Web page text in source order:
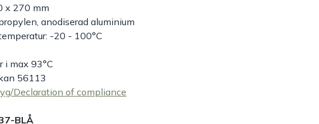
x 270 mm
anodiserad aluminium
-20 - 100°C
i max 93°C
56113
Declaration of compliance
BLÅ